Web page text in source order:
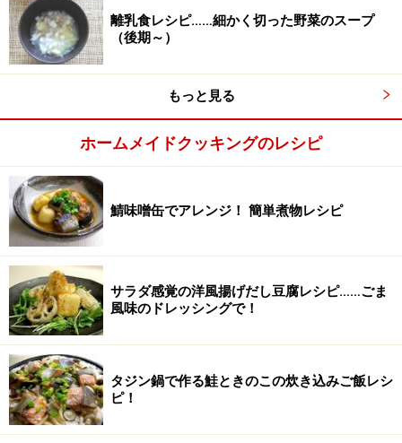
鍋にオリーブイルを加え中火にかけます。
離乳食レシピ……細かく切った野菜のスープ
（後期～）
もっと見る
ホームメイドクッキングのレシピ
鯖味噌缶でアレンジ！ 簡単煮物レシピ
サラダ感覚の洋風揚げだし豆腐レシピ……ごま
風味のドレッシングで！
タジン鍋で作る鮭ときのこの炊き込みご飯レシ
ピ！